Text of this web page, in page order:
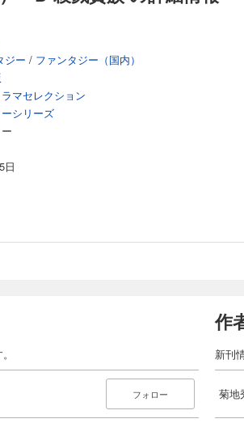
ジー / ファンタジー（国内）
マセレクション
シリーズ
日
フォロー
作
新刊
菊地